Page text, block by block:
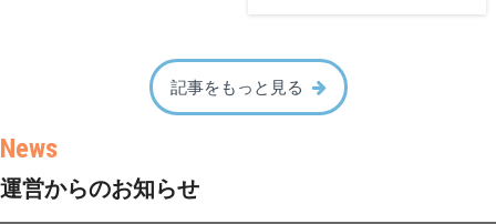
記事をもっと見る
運営からのお知らせ